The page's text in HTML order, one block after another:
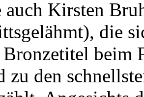
auch Kirsten
die
beim
zu den